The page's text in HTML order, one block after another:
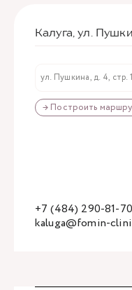
Калуга, ул.
ул. Пушкина, д. 4, стр. 1
→ Построить
kaluga@fomin-
+7 (484) 290-81-70